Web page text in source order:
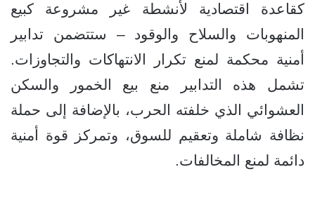
كقاعدة اقتصادية لأنشطة غير مشروعة كبيع
المنهوبات والسلاح والوقود – ستتضمن تدابير
أمنية محكمة لمنع تكرار الانتهاكات والتجاوزات.
تشمل هذه التدابير منع بيع الخمور والسكن
العشوائي الذي خلفته الحرب، بالإضافة إلى حملة
نظافة شاملة وتعقيم للسوق، وتمركز قوة أمنية
دائمة لمنع المخالفات.